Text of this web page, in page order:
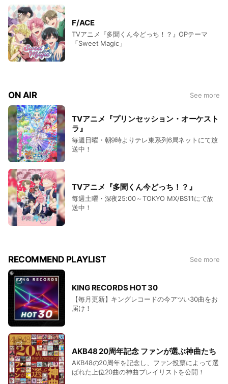
F/ACE
TVアニメ『多聞くん今どっち！？』OPテーマ
「Sweet Magic」
ON AIR See more
TVアニメ『プリンセッション・オーケスト
ラ』
毎週日曜・朝9時よりテレ東系列6局ネットにて放
送中！
TVアニメ『多聞くん今どっち！？』
毎週土曜・深夜25:00～TOKYO MX/BS11にて放
送中！
RECOMMEND PLAYLIST See more
KING RECORDS HOT 30
【毎月更新】キングレコードの今アツい30曲をお
届け！
AKB48 20周年記念 ファンが選ぶ神曲たち
AKB48の20周年を記念し、ファン投票によって選
ばれた上位20曲の神曲プレイリストを公開！